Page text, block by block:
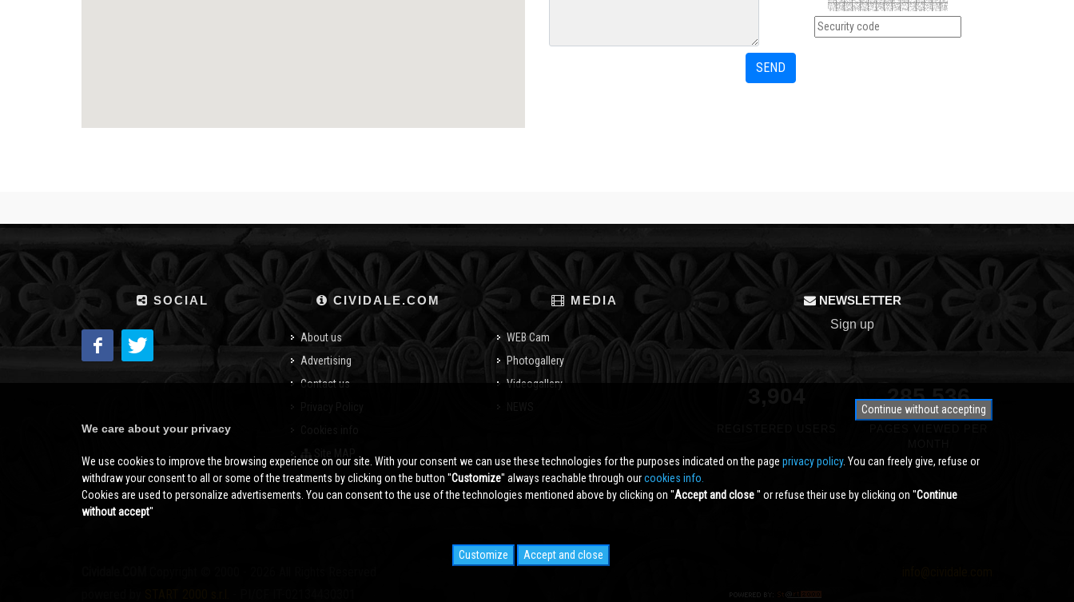
SOCIAL CIVIDALE.COM
About us
Advertising
Contact us
MEDIA
WEB Cam
Photogallery
Videogallery
NEWSLETTER
Sign up
350,000
Continue without accepting
We care about your privacy
We use cookies to improve the browsing experience on our site. With your consent we can use these technologies for the purposes indicated on the page privacy policy. You can freely give, refuse or
withdraw your consent to all or some of the treatments by clicking on the button ''Customize'' always reachable through ourcookies info.
Cookies are used to personalize advertisements. You can consent to the use of the technologies mentioned above by clicking on ''Accept and close'' or refuse their use by clicking on ''Continue
without accept''
Customize Accept and close